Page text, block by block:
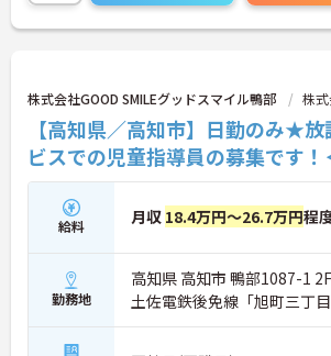
株式会社GOOD SMILEグッドスマイル鴨部 株式
【高知県／高知市】日勤のみ★
ビスでの児童指導員の募集です！
給料 月収 18.4万円～26.7万円程
勤務地
高知県 高知市 鴨部1087-1 2F
土佐電鉄後免線「旭町三丁